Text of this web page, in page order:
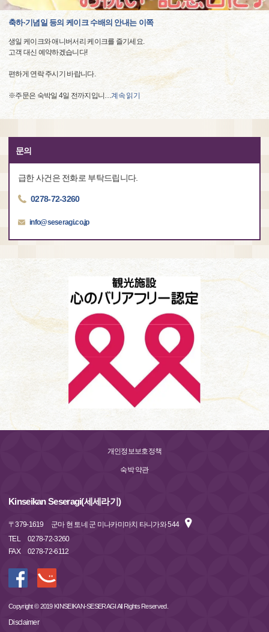
축하·기념일 등의 케이크 수배의 안내는 이쪽
생일 케이크와 애니버서리 케이크를 즐기세요.
고객 대신 예약하겠습니다!
편하게 연락 주시기 바랍니다.
※주문은 숙박일 4일 전까지입니 계속 읽기
문의
급한 사건은 전화로 부탁드립니다.
0278-72-3260
info@seseragi.co.jp
개인정보보호정책
숙박 약관
Kinseikan Seseragi(세세라기)
〒379-1619
군마 현 토네 군 미나카미마치 타니가와 544
TEL
0278-72-3260
FAX
0278-72-6112
Copyright © 2019 KINSEIKAN-SESERAGI All Rights Reserved.
Disclaimer